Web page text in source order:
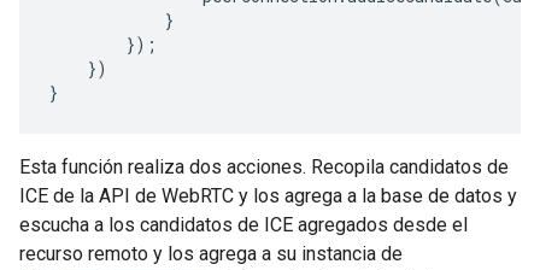
}
});
})
}
Esta función realiza dos acciones. Recopila candidatos de
ICE de la API de WebRTC y los agrega a la base de datos y
escucha a los candidatos de ICE agregados desde el
recurso remoto y los agrega a su instancia de